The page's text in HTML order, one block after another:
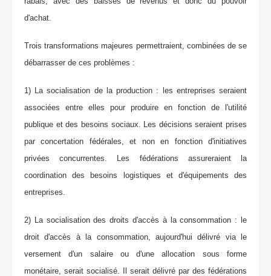
d'achat.
Trois transformations majeures permettraient, combinées de se
débarrasser de ces problèmes :
1) La socialisation de la production : les entreprises seraient
associées entre elles pour produire en fonction de l'utilité
publique et des besoins sociaux. Les décisions seraient prises
par concertation fédérales, et non en fonction d'initiatives
privées concurrentes. Les fédérations assureraient la
coordination des besoins logistiques et d'équipements des
entreprises.
2) La socialisation des droits d'accès à la consommation : le
droit d'accès à la consommation, aujourd'hui délivré via le
versement d'un salaire ou d'une allocation sous forme
monétaire, serait socialisé. Il serait délivré par des fédérations